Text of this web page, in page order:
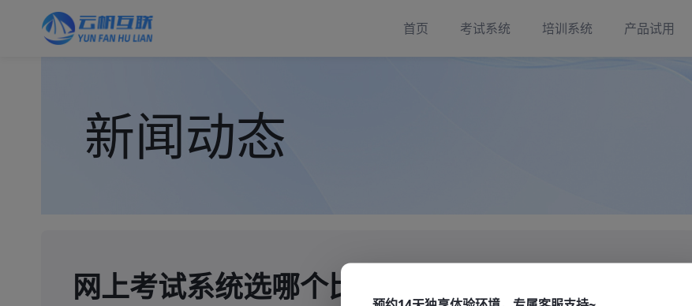
首页 考试系统 培训系统 产品试用
新闻动态
网上考试系统选哪个比较好？